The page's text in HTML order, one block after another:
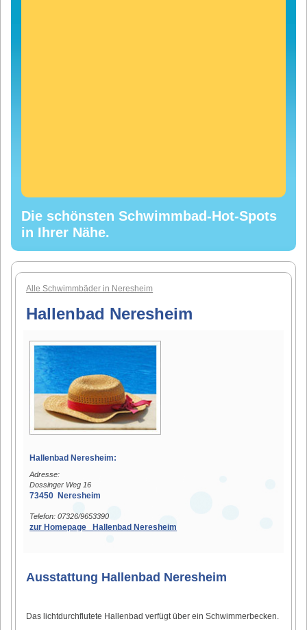
Die schönsten Schwimmbad-Hot-Spots
in Ihrer Nähe.
Alle Schwimmbäder in Neresheim
Hallenbad Neresheim
Hallenbad Neresheim:
Adresse:
Dossinger Weg 16
73450 Neresheim
Telefon: 07326/9653390
zur Homepage Hallenbad Neresheim
Ausstattung Hallenbad Neresheim
Das lichtdurchflutete Hallenbad verfügt über ein Schwimmerbecken.